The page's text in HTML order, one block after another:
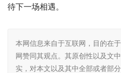
待下一场相遇。
本网信息来自于互联网，目的在
网赞同其观点。其原创性以及文
实，对本文以及其中全部或者部